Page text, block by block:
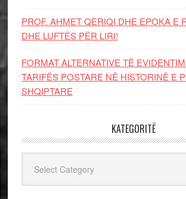
PROF. AHMET QERIQI DHE EPOKA E
DHE LUFTЁS PЁR LIRI!
FORMAT ALTERNATIVE TË
TARIFËS POSTARE NË HISTORINË E
SHQIPTARE
KATEGORITË